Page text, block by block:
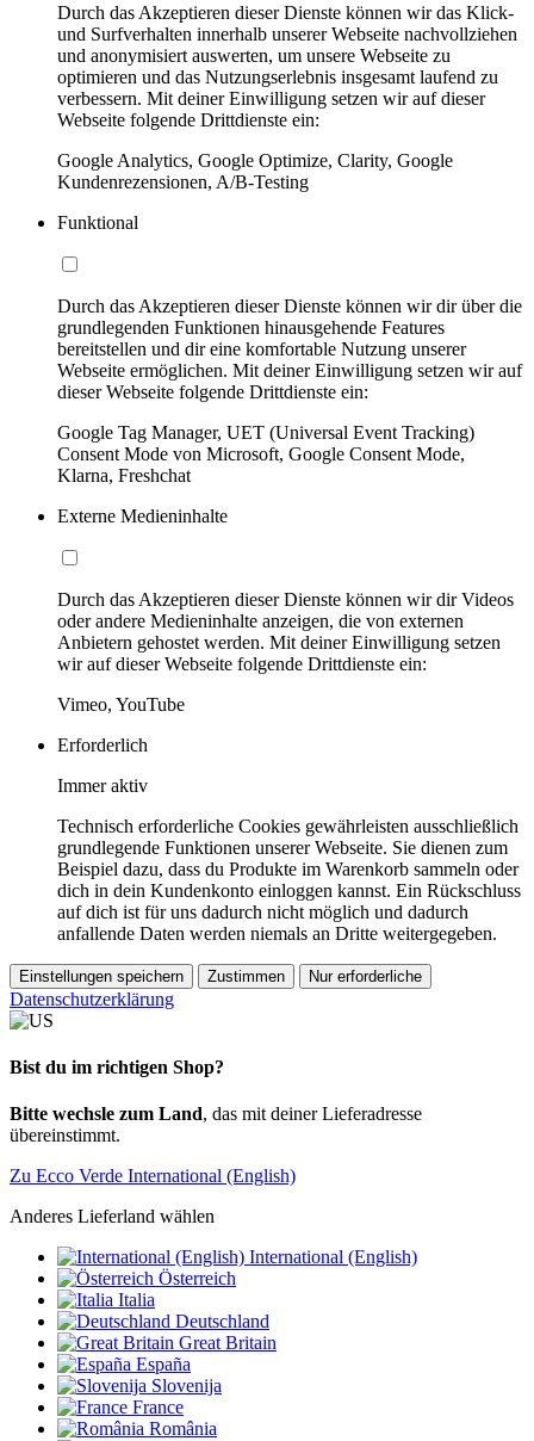
Durch das Akzeptieren dieser Dienste können wir das Klick-
und Surfverhalten innerhalb unserer Webseite nachvollziehen
und anonymisiert auswerten, um unsere Webseite zu
optimieren und das Nutzungserlebnis insgesamt laufend zu
verbessern. Mit deiner Einwilligung setzen wir auf dieser
Webseite folgende Drittdienste ein:
Google Analytics, Google Optimize, Clarity, Google
Kundenrezensionen, A/B-Testing
Funktional
Durch das Akzeptieren dieser Dienste können wir dir über die
grundlegenden Funktionen hinausgehende Features
bereitstellen und dir eine komfortable Nutzung unserer
Webseite ermöglichen. Mit deiner Einwilligung setzen wir auf
dieser Webseite folgende Drittdienste ein:
Google Tag Manager, UET (Universal Event Tracking)
Consent Mode von Microsoft, Google Consent Mode,
Klarna, Freshchat
Externe Medieninhalte
Durch das Akzeptieren dieser Dienste können wir dir Videos
oder andere Medieninhalte anzeigen, die von externen
Anbietern gehostet werden. Mit deiner Einwilligung setzen
wir auf dieser Webseite folgende Drittdienste ein:
Vimeo, YouTube
Erforderlich
Immer aktiv
Technisch erforderliche Cookies gewährleisten ausschließlich
grundlegende Funktionen unserer Webseite. Sie dienen zum
Beispiel dazu, dass du Produkte im Warenkorb sammeln oder
dich in dein Kundenkonto einloggen kannst. Ein Rückschluss
auf dich ist für uns dadurch nicht möglich und dadurch
anfallende Daten werden niemals an Dritte weitergegeben.
Einstellungen speichern Zustimmen Nur erforderliche
Datenschutzerklärung
Bist du im richtigen Shop?
Bitte wechsle zum Land, das mit deiner Lieferadresse
übereinstimmt.
Zu Ecco Verde International (English)
Anderes Lieferland wählen
International (English)
Österreich
Italia
Deutschland
Great Britain
España
Slovenija
France
România